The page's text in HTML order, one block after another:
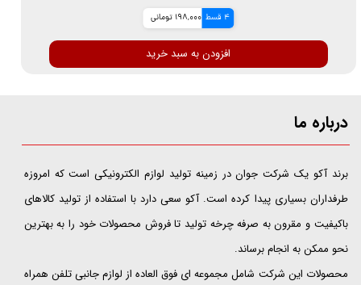
4 قسط 198,000 تومانی
افزودن به سبد خرید
درباره ما
​​​​​​​برند آکو یک شرکت جوان در زمینه تولید لوازم الکترونیکی است که امروزه
طرفداران بسیاری پیدا کرده است. آکو سعی دارد با استفاده از تولید کالاهای
باکیفیت و مقرون به صرفه چرخه تولید تا فروش محصولات خود را به بهترین
نحو ممکن به انجام برساند.
محصولات این شرکت شامل مجموعه ای فوق العاده از لوازم جانبی تلفن همراه